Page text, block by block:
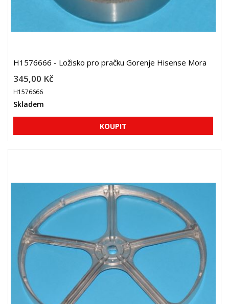
H1576666 - Ložisko pro pračku Gorenje Hisense Mora
345,00 Kč
H1576666
Skladem